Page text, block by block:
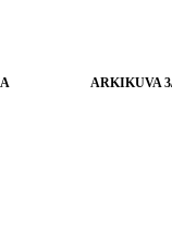
ARKIKUVA